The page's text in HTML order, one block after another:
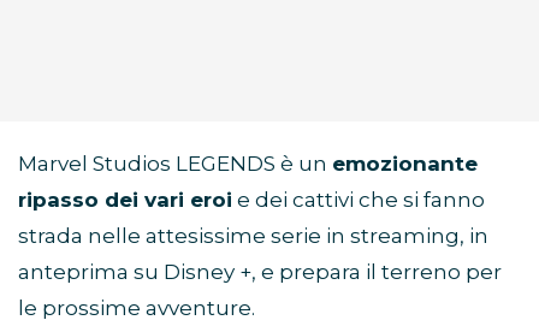
Marvel Studios LEGENDS è un emozionante
ripasso dei vari eroi e dei cattivi che si fanno
strada nelle attesissime serie in streaming, in
anteprima su Disney +, e prepara il terreno per
le prossime avventure.